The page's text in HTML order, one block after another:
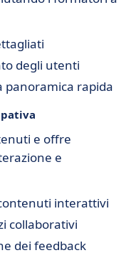
degli utenti
panoramica rapida
e offre
e
interattivi
collaborativi
dei feedback